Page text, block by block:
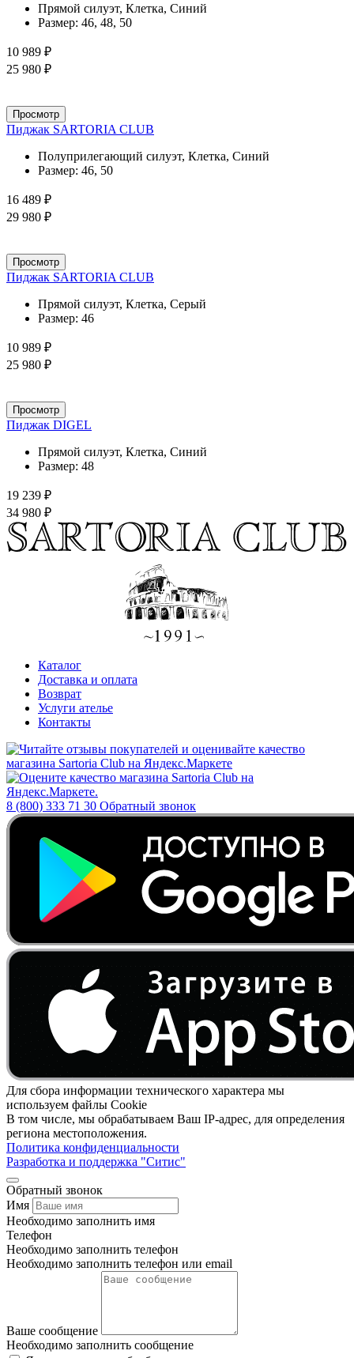
Прямой силуэт, Клетка, Синий
Размер: 46, 48, 50
10 989 ₽
25 980 ₽
Просмотр
Пиджак SARTORIA CLUB
Полуприлегающий силуэт, Клетка, Синий
Размер: 46, 50
16 489 ₽
29 980 ₽
Просмотр
Пиджак SARTORIA CLUB
Прямой силуэт, Клетка, Серый
Размер: 46
10 989 ₽
25 980 ₽
Просмотр
Пиджак DIGEL
Прямой силуэт, Клетка, Синий
Размер: 48
19 239 ₽
34 980 ₽
Каталог
Доставка и оплата
Возврат
Услуги ателье
Контакты
8 (800) 333 71 30 Обратный звонок
Для сбора информации технического характера мы
используем файлы Cookie
В том числе, мы обрабатываем Ваш IP-адрес, для определения
региона местоположения.
Политика конфиденциальности
Разработка и поддержка "Ситис"
Обратный звонок
Имя
Необходимо заполнить имя
Телефон
Необходимо заполнить телефон
Необходимо заполнить телефон или email
Ваше сообщение
Необходимо заполнить сообщение